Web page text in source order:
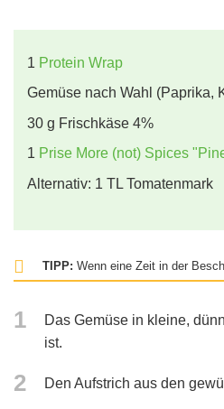
1 Protein Wrap
Gemüse nach Wahl (Paprika,
30 g Frischkäse 4%
1 Prise More (not) Spices
Alternativ: 1 TL Tomatenmark
TIPP: Wenn eine Zeit in der
1
Das Gemüse in kleine,
ist.
2 Den Aufstrich aus den